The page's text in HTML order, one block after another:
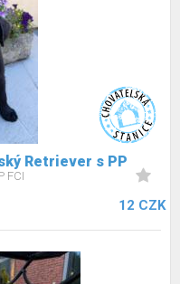
Retriever s PP
FCI
12 CZK